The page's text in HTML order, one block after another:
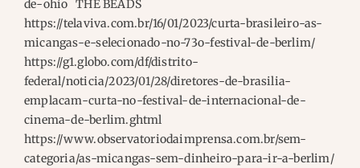
de-ohio THE BEADS
https://telaviva.com.br/16/01/2023/curta-brasileiro-as-
micangas-e-selecionado-no-73o-festival-de-berlim/
https://g1.globo.com/df/distrito-
federal/noticia/2023/01/28/diretores-de-brasilia-
emplacam-curta-no-festival-de-internacional-de-
cinema-de-berlim.ghtml
https://www.observatoriodaimprensa.com.br/sem-
categoria/as-micangas-sem-dinheiro-para-ir-a-berlim/